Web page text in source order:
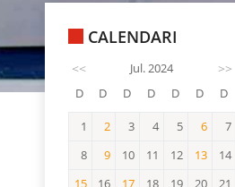
CALENDARI
<< Jul. 2024 >>
D D D D D D D
1 2 3 4 5 6
6
7
8
9 10 11 12 13
13
14
15
16 17 18 19 20
21